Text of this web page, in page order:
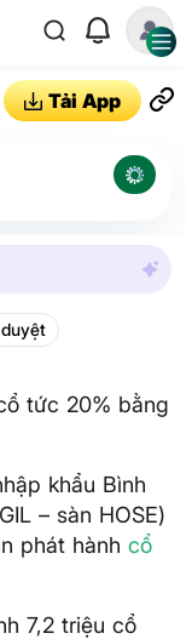
Tải App
tức 20% bằng
khẩu Bình
– sàn HOSE)
phát hành cổ
7,2 triệu cổ